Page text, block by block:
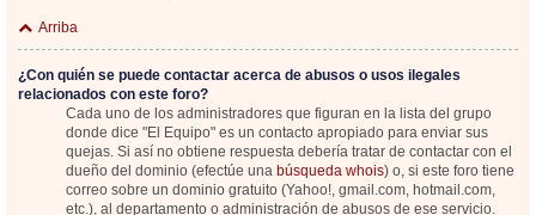
Arriba
¿Con quién se puede contactar acerca de abusos o usos ilegales
relacionados con este foro?
Cada uno de los administradores que figuran en la lista del grupo
donde dice "El Equipo" es un contacto apropiado para enviar sus
quejas. Si así no obtiene respuesta debería tratar de contactar con el
dueño del dominio (efectúe una búsqueda whois) o, si este foro tiene
correo sobre un dominio gratuito (Yahoo!, gmail.com, hotmail.com,
etc.), al departamento o administración de abusos de ese servicio.